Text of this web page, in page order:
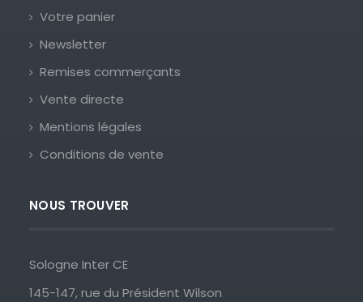
Votre panier
Newsletter
Remises commerçants
Vente directe
Mentions légales
Conditions de vente
NOUS TROUVER
Sologne Inter CE
145-147, rue du Président Wilson